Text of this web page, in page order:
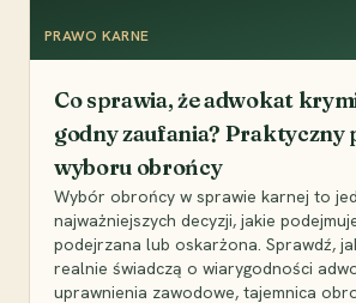
PRAWO KARNE
Co sprawia, że adwokat
godny zaufania? Praktyczny
wyboru obrońcy
Wybór obrońcy w sprawie karnej to
najważniejszych decyzji, jakie
podejrzana lub oskarżona. Sprawdź,
realnie świadczą o wiarygodności
uprawnienia zawodowe, tajemnica